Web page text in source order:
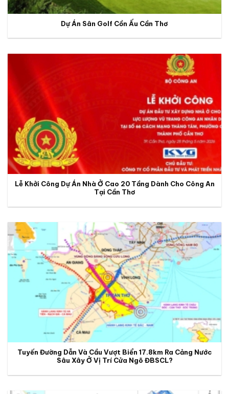
Dự Án Sân Golf Cồn Ấu Cần Thơ
Lễ Khởi Công Dự Án Nhà Ở Cao 20 Tầng Dành Cho Công An
Tại Cần Thơ
Tuyến Đường Dẫn Và Cầu Vượt Biển 17.8km Ra Cảng Nước
Sâu Xây Ở Vị Trí Cửa Ngõ ĐBSCL?